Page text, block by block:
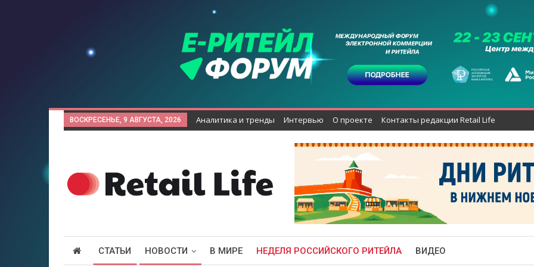
ВОСКРЕСЕНЬЕ, 9 АВГУСТА, 2026 Аналитика и тренды Интервью О проекте Контакты редакции Retail Life
СТАТЬИ НОВОСТИ В МИРЕ НЕДЕЛЯ РОССИЙСКОГО РИТЕЙЛА ВИДЕО